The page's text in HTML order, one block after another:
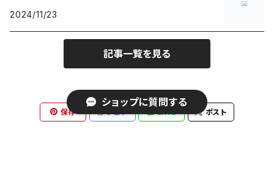
2024/11/23
記事一覧を見る
保存 ポスト
ショップに質問する